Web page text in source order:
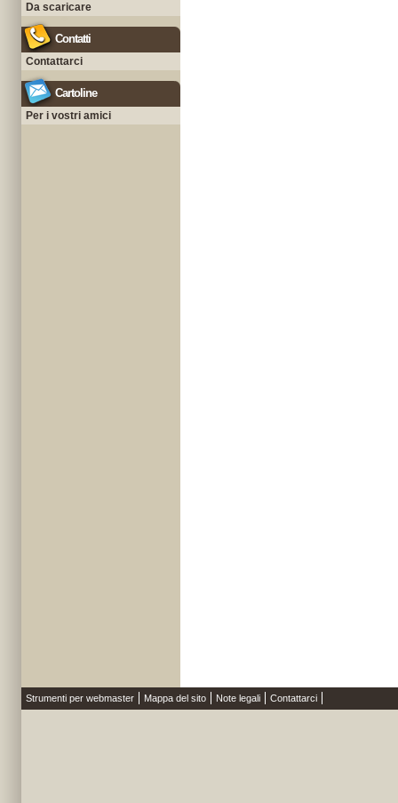
Da scaricare
Contatti
Contattarci
Cartoline
Per i vostri amici
Strumenti per webmaster Mappa del sito Note legali Contattarci